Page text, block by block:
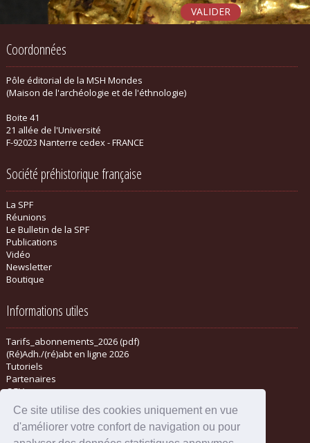
Ce site utilise des cookies uniquement en vue
d'améliorer votre confort de navigation ou pour
Coordonnées
Pôle éditorial de la MSH Mondes
(Maison de l'archéologie et de l'éthnologie)
Boite 41
21 allée de l'Université
F-92023 Nanterre cedex - FRANCE
Société préhistorique française
La SPF
Réunions
Le Bulletin de la SPF
Publications
Vidéo
Newsletter
Boutique
Informations utiles
Tarifs_abonnements_2026 (pdf)
(Ré)Adh./(ré)abt en ligne 2026
Tutoriels
Partenaires
CGV